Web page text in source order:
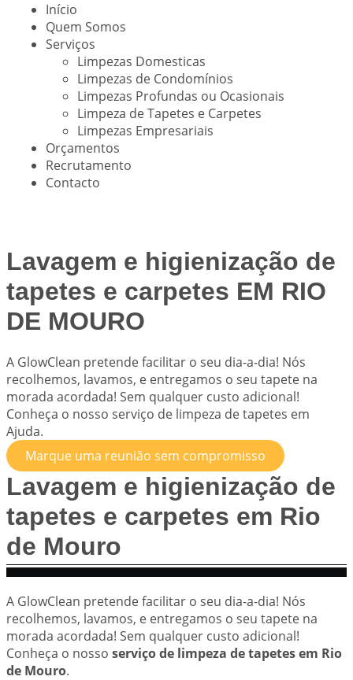
Início
Quem Somos
Serviços
Limpezas Domesticas
Limpezas de Condomínios
Limpezas Profundas ou Ocasionais
Limpeza de Tapetes e Carpetes
Limpezas Empresariais
Orçamentos
Recrutamento
Contacto
Lavagem e higienização de
tapetes e carpetes EM RIO
DE MOURO
A GlowClean pretende facilitar o seu dia-a-dia! Nós
recolhemos, lavamos, e entregamos o seu tapete na
morada acordada! Sem qualquer custo adicional!
Conheça o nosso serviço de limpeza de tapetes em
Ajuda.
Marque uma reunião sem compromisso
Lavagem e higienização de
tapetes e carpetes em Rio
de Mouro
A GlowClean pretende facilitar o seu dia-a-dia! Nós
recolhemos, lavamos, e entregamos o seu tapete na
morada acordada! Sem qualquer custo adicional!
Conheça o nosso serviço de limpeza de tapetes em Rio
de Mouro.